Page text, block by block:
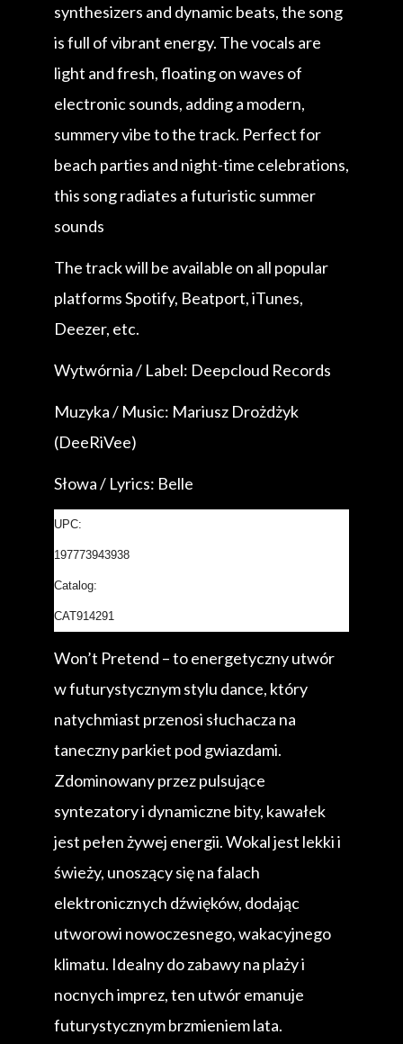
synthesizers and dynamic beats, the song
is full of vibrant energy. The vocals are
light and fresh, floating on waves of
electronic sounds, adding a modern,
summery vibe to the track. Perfect for
beach parties and night-time celebrations,
this song radiates a futuristic summer
sounds
The track will be available on all popular
platforms Spotify, Beatport, iTunes,
Deezer, etc.
Wytwórnia / Label: Deepcloud Records
Muzyka / Music: Mariusz Drożdżyk
(DeeRiVee)
Słowa / Lyrics: Belle
UPC:
197773943938
Catalog:
CAT914291
Won’t Pretend – to energetyczny utwór
w futurystycznym stylu dance, który
natychmiast przenosi słuchacza na
taneczny parkiet pod gwiazdami.
Zdominowany przez pulsujące
syntezatory i dynamiczne bity, kawałek
jest pełen żywej energii. Wokal jest lekki i
świeży, unoszący się na falach
elektronicznych dźwięków, dodając
utworowi nowoczesnego, wakacyjnego
klimatu. Idealny do zabawy na plaży i
nocnych imprez, ten utwór emanuje
futurystycznym brzmieniem lata.